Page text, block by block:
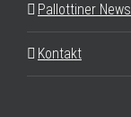
Pallottiner
Kontakt